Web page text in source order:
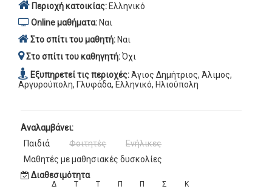
Περιοχή κατοικίας: Ελληνικό
Online μαθήματα: Ναι
Στο σπίτι του μαθητή: Ναι
Στο σπίτι του καθηγητή:Όχι
Εξυπηρετεί τις περιοχές:Άγιος Δημήτριος, Άλιμος,
Αργυρούπολη, Γλυφάδα, Ελληνικό, Ηλιούπολη
Αναλαμβάνει:
Παιδιά
Φοιτητές
Ενήλικες
Μαθητές με μαθησιακές δυσκολίες
Διαθεσιμότητα
Δ Τ Τ Π Π Σ Κ